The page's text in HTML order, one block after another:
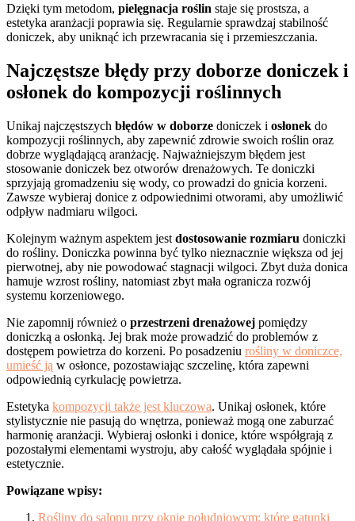
Dzięki tym metodom, pielęgnacja roślin staje się prostsza, a
estetyka aranżacji poprawia się. Regularnie sprawdzaj stabilność
doniczek, aby uniknąć ich przewracania się i przemieszczania.
Najczęstsze błędy przy doborze doniczek i
osłonek do kompozycji roślinnych
Unikaj najczęstszych błędów w doborze doniczek i osłonek do
kompozycji roślinnych, aby zapewnić zdrowie swoich roślin oraz
dobrze wyglądającą aranżację. Najważniejszym błędem jest
stosowanie doniczek bez otworów drenażowych. Te doniczki
sprzyjają gromadzeniu się wody, co prowadzi do gnicia korzeni.
Zawsze wybieraj donice z odpowiednimi otworami, aby umożliwić
odpływ nadmiaru wilgoci.
Kolejnym ważnym aspektem jest dostosowanie rozmiaru doniczki
do rośliny. Doniczka powinna być tylko nieznacznie większa od jej
pierwotnej, aby nie powodować stagnacji wilgoci. Zbyt duża donica
hamuje wzrost rośliny, natomiast zbyt mała ogranicza rozwój
systemu korzeniowego.
Nie zapomnij również o przestrzeni drenażowej pomiędzy
doniczką a osłonką. Jej brak może prowadzić do problemów z
dostępem powietrza do korzeni. Po posadzeniu rośliny w doniczce,
umieść ją w osłonce, pozostawiając szczelinę, która zapewni
odpowiednią cyrkulację powietrza.
Estetyka kompozycji także jest kluczowa. Unikaj osłonek, które
stylistycznie nie pasują do wnętrza, ponieważ mogą one zaburzać
harmonię aranżacji. Wybieraj osłonki i donice, które współgrają z
pozostałymi elementami wystroju, aby całość wyglądała spójnie i
estetycznie.
Powiązane wpisy:
Rośliny do salonu przy oknie południowym: które gatunki